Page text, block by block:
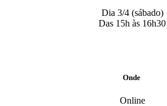
Dia 3/4 (sábado)
Das 15h às 16h30
Onde
Online